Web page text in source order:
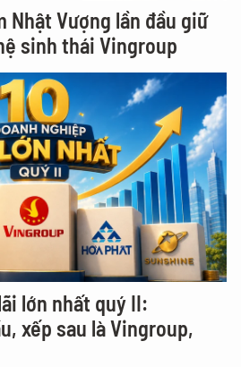
Nhật Vượng lần đầu giữ
sinh thái Vingroup
lớn nhất quý II:
xếp sau là Vingroup,